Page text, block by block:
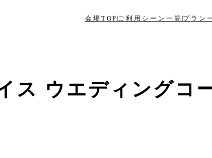
会場TOP ご利用シーン一覧 プラン
ス ウエディングコ